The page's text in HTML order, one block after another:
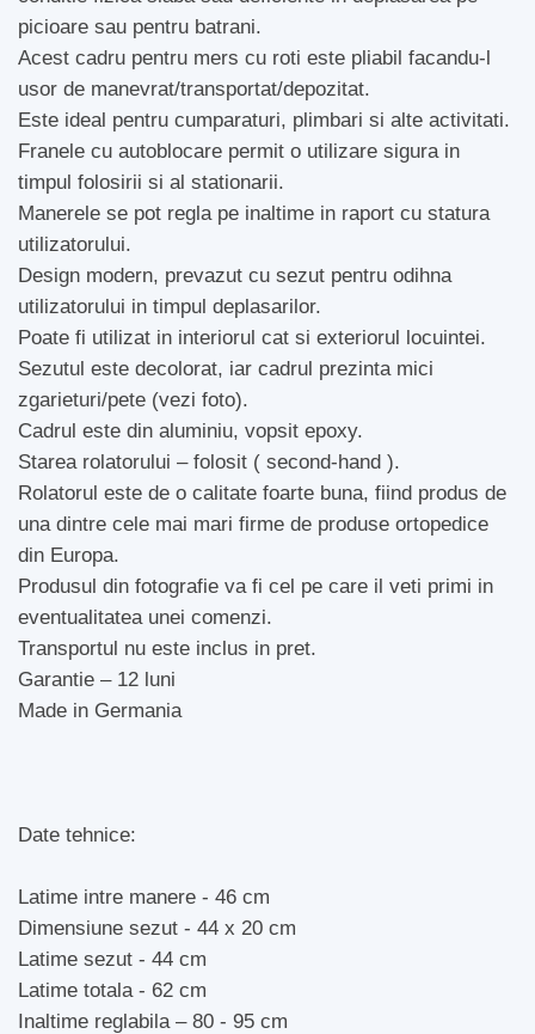
picioare sau pentru batrani.
Acest cadru pentru mers cu roti este pliabil facandu-l
usor de manevrat/transportat/depozitat.
Este ideal pentru cumparaturi, plimbari si alte activitati.
Franele cu autoblocare permit o utilizare sigura in
timpul folosirii si al stationarii.
Manerele se pot regla pe inaltime in raport cu statura
utilizatorului.
Design modern, prevazut cu sezut pentru odihna
utilizatorului in timpul deplasarilor.
Poate fi utilizat in interiorul cat si exteriorul locuintei.
Sezutul este decolorat, iar cadrul prezinta mici
zgarieturi/pete (vezi foto).
Cadrul este din aluminiu, vopsit epoxy.
Starea rolatorului – folosit ( second-hand ).
Rolatorul este de o calitate foarte buna, fiind produs de
una dintre cele mai mari firme de produse ortopedice
din Europa.
Produsul din fotografie va fi cel pe care il veti primi in
eventualitatea unei comenzi.
Transportul nu este inclus in pret.
Garantie – 12 luni
Made in Germania
Date tehnice:
Latime intre manere - 46 cm
Dimensiune sezut - 44 x 20 cm
Latime sezut - 44 cm
Latime totala - 62 cm
Inaltime reglabila – 80 - 95 cm